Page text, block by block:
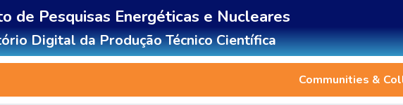
de Pesquisas Energéticas e Nucleares
Digital da Produção Técnico Científica
Communities &